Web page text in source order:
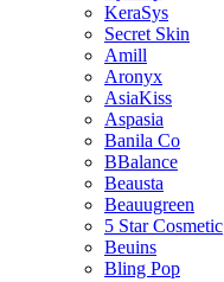
KeraSys
Secret Skin
Amill
Aronyx
AsiaKiss
Aspasia
Banila Co
BBalance
Beausta
Beauugreen
5 Star Cosmetic
Beuins
Bling Pop